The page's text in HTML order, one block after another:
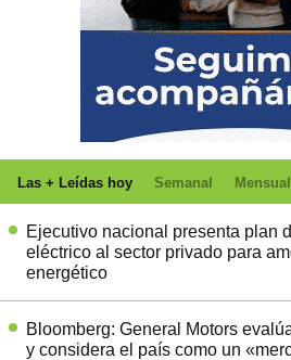
Las + Leídas hoy Semanal Mensual
Ejecutivo nacional presenta plan
eléctrico al sector privado para
energético
Bloomberg: General Motors
y considera el país como un